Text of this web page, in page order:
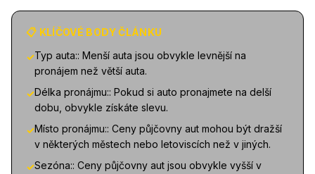
📋 KLÍČOVÉ BODY ČLÁNKU
✓Typ auta:: Menší auta jsou obvykle levnější na
pronájem než větší auta.
✓Délka pronájmu:: Pokud si auto pronajmete na delší
dobu, obvykle získáte slevu.
✓Místo pronájmu:: Ceny půjčovny aut mohou být dražší
v některých městech nebo letoviscích než v jiných.
✓Sezóna:: Ceny půjčovny aut jsou obvykle vyšší v